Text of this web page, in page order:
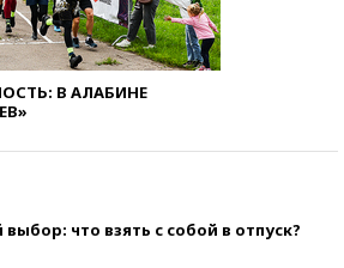
В АЛАБИНЕ
что взять с собой в отпуск?